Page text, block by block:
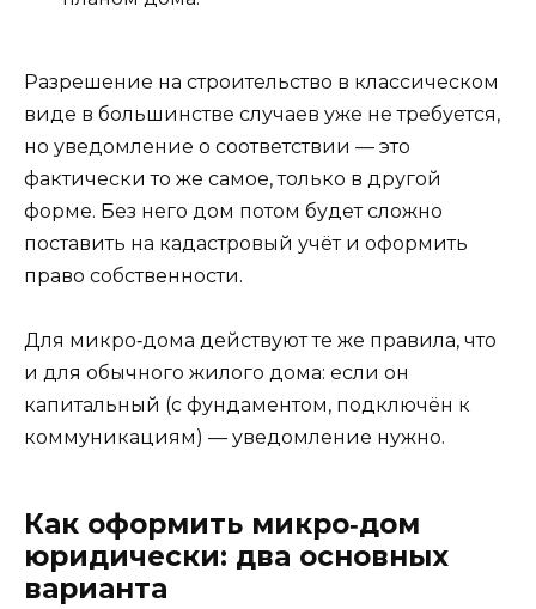
Разрешение на строительство в классическом
виде в большинстве случаев уже не требуется,
но уведомление о соответствии — это
фактически то же самое, только в другой
форме. Без него дом потом будет сложно
поставить на кадастровый учёт и оформить
право собственности.
Для микро‑дома действуют те же правила, что
и для обычного жилого дома: если он
капитальный (с фундаментом, подключён к
коммуникациям) — уведомление нужно.
Как оформить микро‑дом
юридически: два основных
варианта